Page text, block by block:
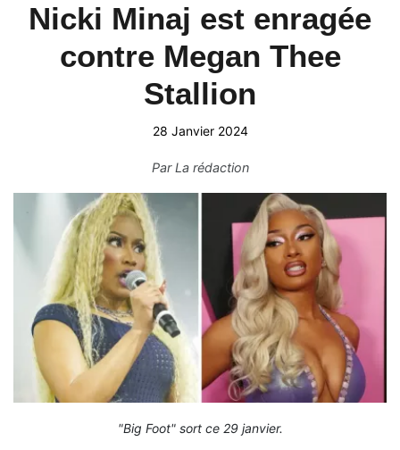
Nicki Minaj est enragée
contre Megan Thee
Stallion
28 Janvier 2024
ParLa rédaction
"Big Foot" sort ce 29 janvier.